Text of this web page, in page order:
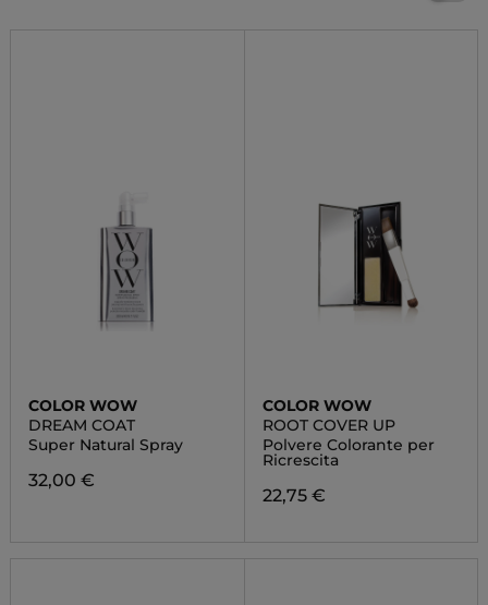
COLOR WOW
DREAM COAT
Super Natural Spray
32,00 €
COLOR WOW
ROOT COVER UP
Polvere Colorante per
Ricrescita
22,75 €